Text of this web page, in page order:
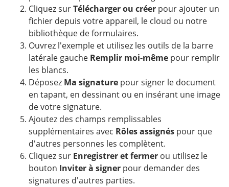
Cliquez surTélécharger ou créer pour ajouter un
fichier depuis votre appareil, le cloud ou notre
bibliothèque de formulaires.
Ouvrez l'exemple et utilisez les outils de la barre
latérale gauche Remplir moi-même pour remplir
les blancs.
Déposez Ma signature pour signer le document
en tapant, en dessinant ou en insérant une image
de votre signature.
Ajoutez des champs remplissables
supplémentaires avec Rôles assignés pour que
d'autres personnes les complètent.
Cliquez sur Enregistrer et fermer ou utilisez le
bouton Inviter à signer pour demander des
signatures d'autres parties.